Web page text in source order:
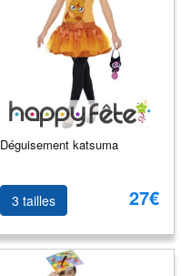
Déguisement katsuma
3 tailles 27€